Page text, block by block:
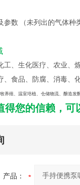
参数 （未列出的气体
工、生化医疗、农业、
、食品、防腐、消毒、
养殖、温室培植、仓储物流、酿造发
得您的信赖，可
产品：